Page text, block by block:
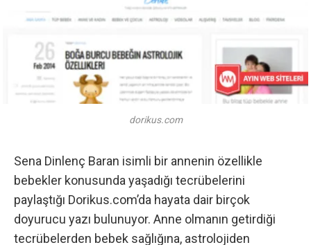
dorikus.com
Sena Dinlenç Baran isimli bir annenin özellikle
bebekler konusunda yaşadığı tecrübelerini
paylaştığı Dorikus.com’da hayata dair birçok
doyurucu yazı bulunuyor. Anne olmanın getirdiği
tecrübelerden bebek sağlığına, astrolojiden